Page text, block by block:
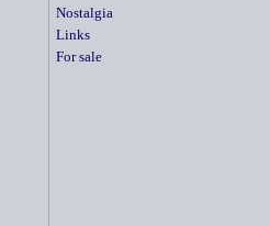
Nostalgia
Links
For sale